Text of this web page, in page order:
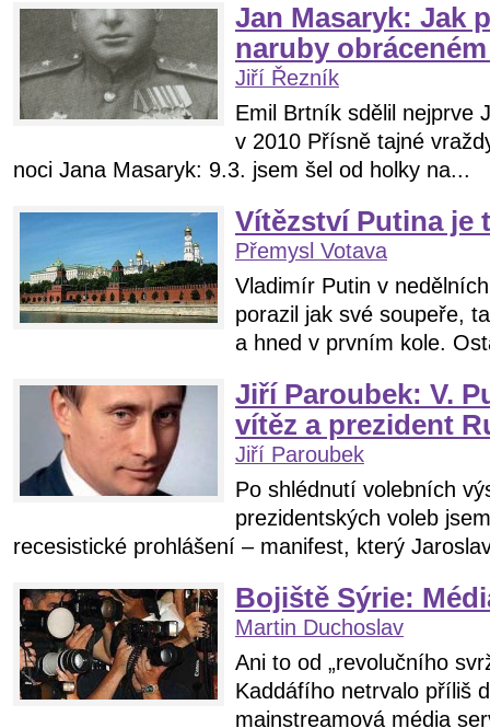
Jan Masaryk: Jak
naruby
Jiří Řezník
Emil Brtník sdělil nejprve
v 2010 Přísně tajné
noci Jana Masaryk: 9.3. jsem šel od holky na...
Vítězství Putina je
Přemysl Votava
Vladimír Putin v
porazil jak své soupeře,
a hned v prvním kole.
Jiří Paroubek: V.
vítěz a prezident
Jiří Paroubek
Po shlédnutí volebních
prezidentských voleb
recesistické prohlášení – manifest, který
Bojiště Sýrie:
Martin Duchoslav
Ani to od „revolučního
Kaddáfího netrvalo příliš
mainstreamová média